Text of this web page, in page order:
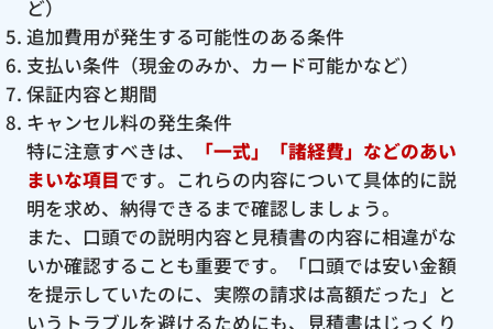
ど）
追加費用が発生する可能性のある条件
支払い条件（現金のみか、カード可能かなど）
保証内容と期間
キャンセル料の発生条件
特に注意すべきは、
「一式」「諸経費」などのあい
まいな項目です。これらの内容について具体的に説
明を求め、納得できるまで確認しましょう。
また、口頭での説明内容と見積書の内容に相違がな
いか確認することも重要です。「口頭では安い金額
を提示していたのに、実際の請求は高額だった」と
いうトラブルを避けるためにも、見積書はじっくり